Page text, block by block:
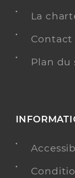
La
Contact
Plan du